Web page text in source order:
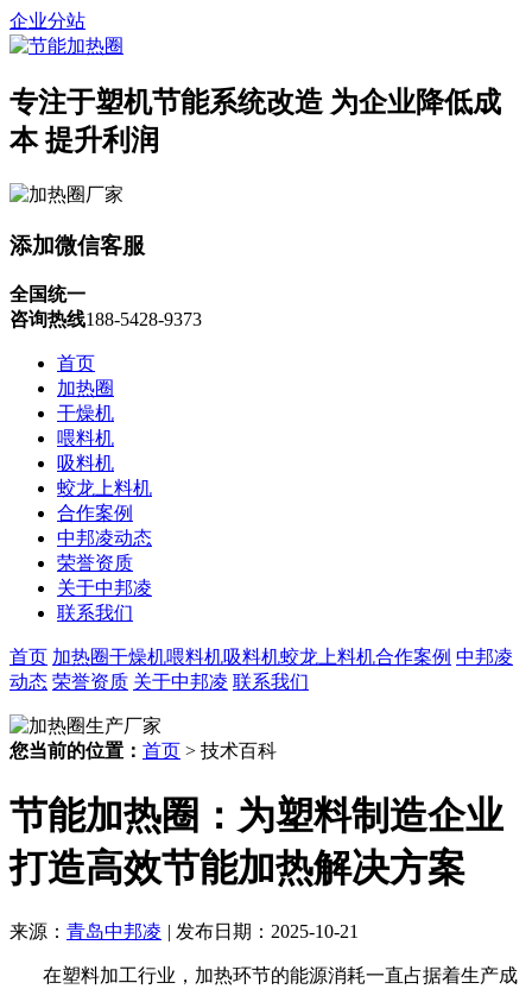
企业分站
专注于塑机节能系统改造 为企业降低成
本 提升利润
添加微信客服
全国统一
咨询热线188-5428-9373
首页
加热圈
干燥机
喂料机
吸料机
蛟龙上料机
合作案例
中邦凌动态
荣誉资质
关于中邦凌
联系我们
首页 加热圈干燥机喂料机吸料机蛟龙上料机合作案例 中邦凌
动态 荣誉资质 关于中邦凌 联系我们
您当前的位置： 首页 > 技术百科
节能加热圈：为塑料制造企业
打造高效节能加热解决方案
来源： 青岛中邦凌 | 发布日期：2025-10-21
在塑料加工行业，加热环节的能源消耗一直占据着生产成